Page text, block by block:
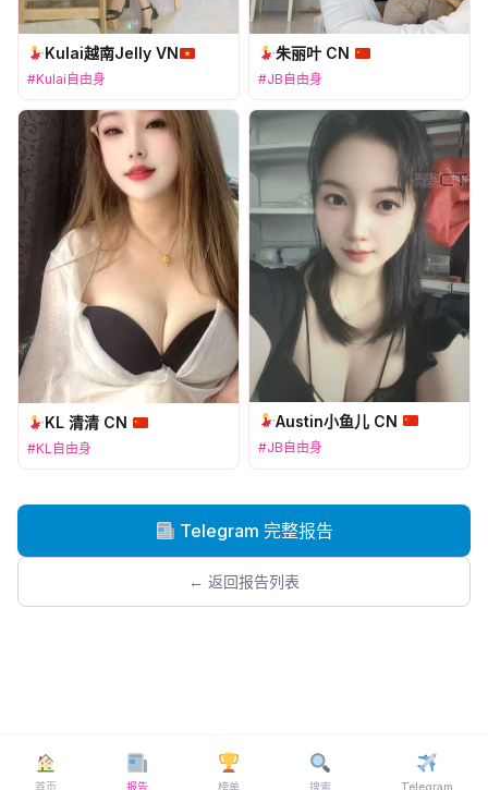
Kulai越南Jelly VN
#Kulai自由身
朱丽叶 CN
#JB自由身
KL 清清 CN
#KL自由身
Austin小鱼儿 CN
#JB自由身
Telegram 完整报告
← 返回报告列表
首页 报告 榜单 搜索 Telegram